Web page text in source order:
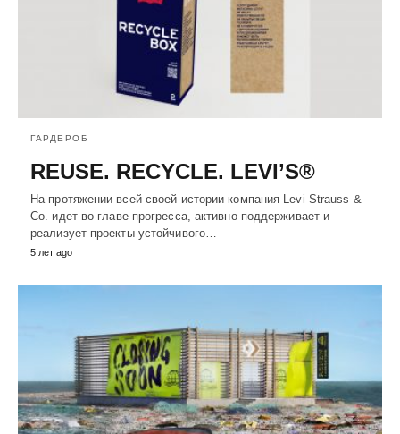
ГАРДЕРОБ
REUSE. RECYCLE. LEVI’S®
На протяжении всей своей истории компания Levi Strauss &
Co. идет во главе прогресса, активно поддерживает и
реализует проекты устойчивого…
5 лет ago